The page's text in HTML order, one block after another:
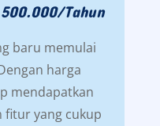
Tahun
baru memulai
harga
mendapatkan
fitur yang cukup